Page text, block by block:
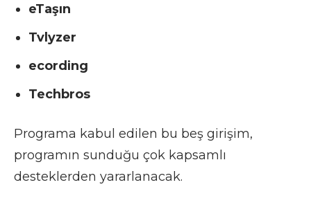
eTaşın
Tvlyzer
ecording
Techbros
Programa kabul edilen bu beş girişim,
programın sunduğu çok kapsamlı
desteklerden yararlanacak.